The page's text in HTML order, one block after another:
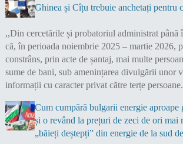
Ghinea și Cîțu trebuie anchetați pentru
,,Din cercetările și probatoriul administrat până
că, în perioada noiembrie 2025 – martie 2026,
constrâns, prin acte de șantaj, mai multe
sume de bani, sub amenințarea divulgării unor
informații cu caracter privat către terțe persoane.
Cum cumpără bulgarii energie aproape
și o revând la prețuri de zeci de ori mai
„băieți deștepți” din energie de la sud